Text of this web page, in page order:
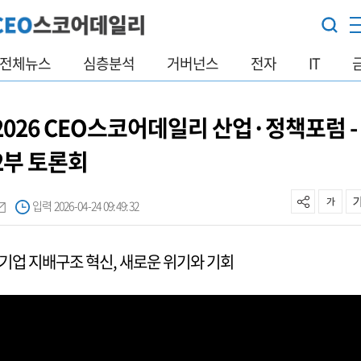
전체뉴스 심층분석 거버넌스 전자 IT
CEO스코어데일리 산업·정책포럼 -
토론회
입력 2026-04-24 09:49:32
업 지배구조 혁신, 새로운 위기와 기회